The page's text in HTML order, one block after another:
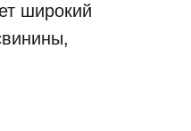
широкий